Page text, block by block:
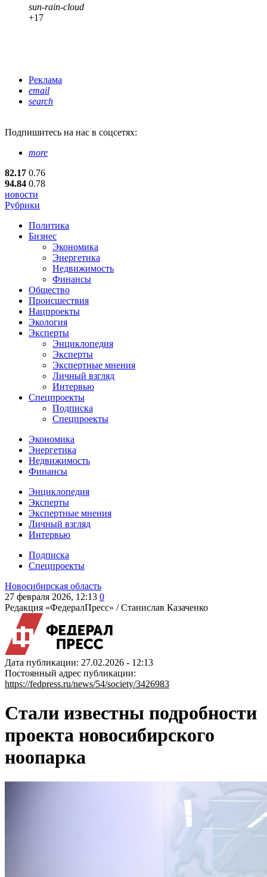
sun-rain-cloud
+17
Реклама
email
search
Подпишитесь на нас в соцсетях:
more
82.17 0.76
94.84 0.78
новости
Рубрики
Политика
Бизнес
Экономика
Энергетика
Недвижимость
Финансы
Общество
Происшествия
Нацпроекты
Экология
Эксперты
Энциклопедия
Эксперты
Экспертные мнения
Личный взгляд
Интервью
Спецпроекты
Подписка
Спецпроекты
Экономика
Энергетика
Недвижимость
Финансы
Энциклопедия
Эксперты
Экспертные мнения
Личный взгляд
Интервью
Подписка
Спецпроекты
Новосибирская область
27 февраля 2026, 12:13 0
Редакция «ФедералПресс» /Станислав Казаченко
Дата публикации: 27.02.2026 - 12:13
Постоянный адрес публикации:
https://fedpress.ru/news/54/society/3426983
Стали известны подробности
проекта новосибирского
ноопарка